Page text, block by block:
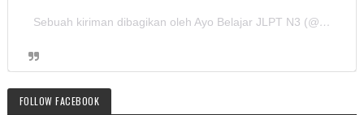
Sebuah kiriman dibagikan oleh Ayo Belajar JLPT N3 (@ayobelajar_jlptn3)
FOLLOW FACEBOOK